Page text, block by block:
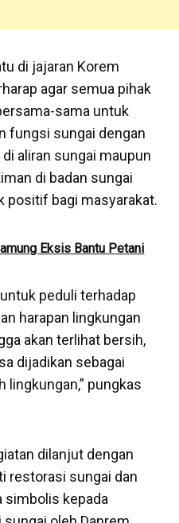
di jajaran Korem
agar semua pihak
sama untuk
fungsi sungai dengan
aliran sungai maupun
di badan sungai
positif bagi masyarakat.
Eksis Bantu Petani
peduli terhadap
harapan lingkungan
akan terlihat bersih,
dijadikan sebagai
lingkungan,” pungkas
dilanjut dengan
restorasi sungai dan
simbolis kepada